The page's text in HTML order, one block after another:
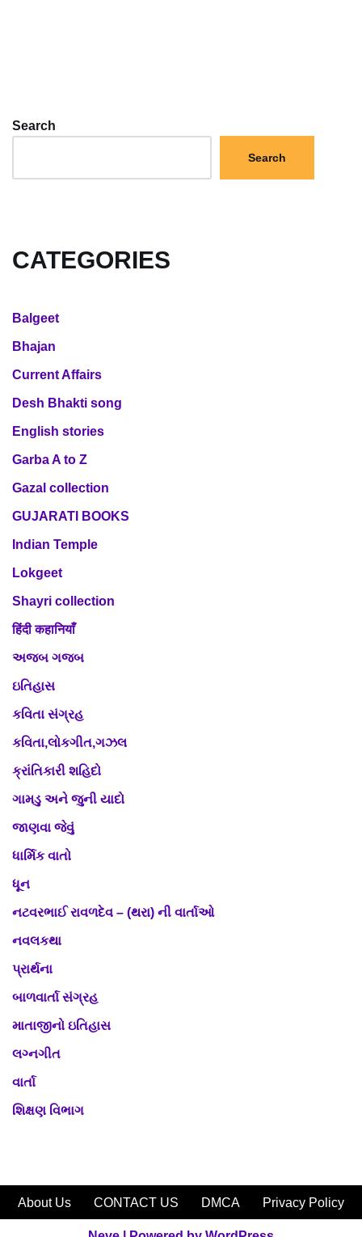
Search
Search
CATEGORIES
Balgeet
Bhajan
Current Affairs
Desh Bhakti song
English stories
Garba A to Z
Gazal collection
GUJARATI BOOKS
Indian Temple
Lokgeet
Shayri collection
हिंदी कहानियाँ
અજબ ગજબ
ઇતિહાસ
કવિતા સંગ્રહ
કવિતા,લોકગીત,ગઝલ
ક્રાંતિકારી શહિદો
ગામડુ અને જુની યાદો
જાણવા જેવું
ધાર્મિક વાતો
ધૂન
નટવરભાઈ રાવળદેવ – (થરા) ની વાર્તાઓ
નવલકથા
પ્રાર્થના
બાળવાર્તા સંગ્રહ
માતાજીનો ઇતિહાસ
લગ્નગીત
વાર્તા
શિક્ષણ વિભાગ
About Us CONTACT US DMCA Privacy Policy